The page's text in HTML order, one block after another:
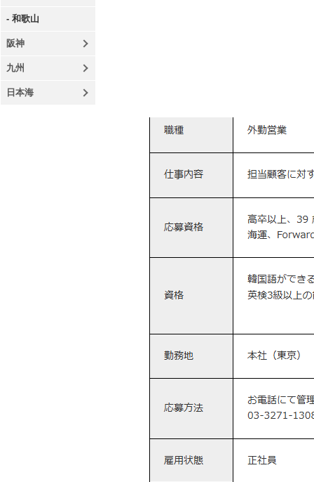
- 和歌山
阪神
九州
日本海